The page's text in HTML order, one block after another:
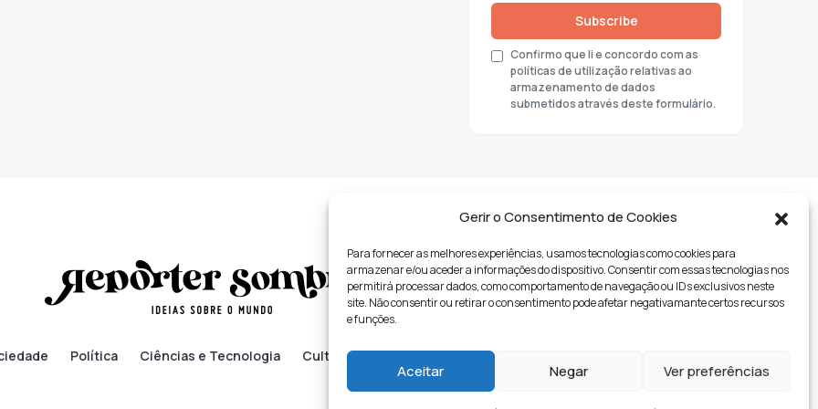
Gerir o Consentimento de Cookies
Para fornecer as melhores experiências, usamos tecnologias como cookies para
armazenar e/ou aceder a informações do dispositivo. Consentir com essas tecnologias nos
permitirá processar dados, como comportamento de navegação ou IDs exclusivos neste
site. Não consentir ou retirar o consentimento pode afetar negativamante certos recursos
e funções.
Aceitar Negar Ver preferências
Subscribe
Confirmo que li e concordo com as
políticas de utilização relativas ao
armazenamento de dados
submetidos através deste formulário.
Política Ciências e Tecnologia Cultura Lifestyle